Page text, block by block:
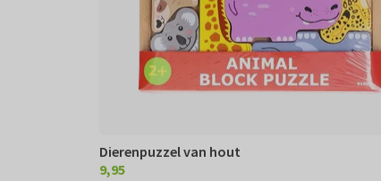
Dierenpuzzel van hout
€ 9,95
9,95